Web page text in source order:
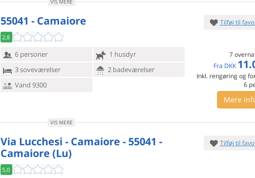
VIS MERE
55041 - Camaiore
2,8
6 personer
1 husdyr
3 soveværelser
2 badeværelser
Vand 9300
Tilføj til
7
Fra DKK
Inkl. rengøring og
6
Mere
VIS MERE
Via Lucchesi - Camaiore - 55041 -
Camaiore (Lu)
5,0
Tilføj til